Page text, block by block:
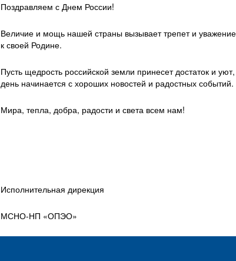
Поздравляем с Днем России!
Величие и мощь нашей страны вызывает трепет и
к своей Родине.
Пусть щедрость российской земли принесет достаток и
день начинается с хороших новостей и радостных событий.
Мира, тепла, добра, радости и света всем нам!
Исполнительная дирекция
МСНО-НП «ОПЭО»